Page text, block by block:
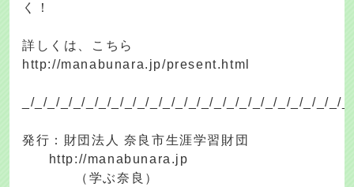
く！
詳しくは、こちら
http://manabunara.jp/present.html
_/_/_/_/_/_/_/_/_/_/_/_/_/_/_/_/_/_/_/_/_/_/_/_/_/
発行：財団法人 奈良市生涯学習財団
http://manabunara.jp
（学ぶ奈良）